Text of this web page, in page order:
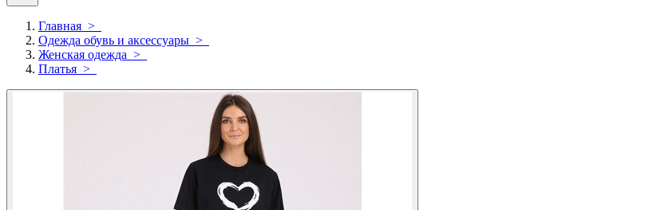
Главная >
Одежда обувь и аксессуары >
Женская одежда >
Платья >